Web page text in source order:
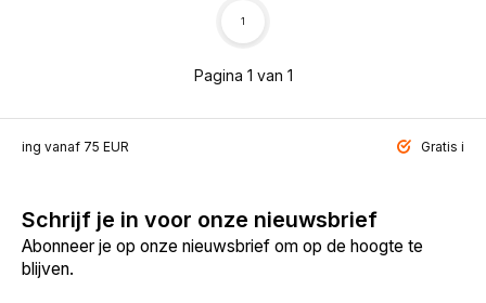
Pagina 1 van 1
1
vanaf 75 EUR Gratis
Schrijf je in voor onze nieuwsbrief
Abonneer je op onze nieuwsbrief om op de hoogte te
blijven.